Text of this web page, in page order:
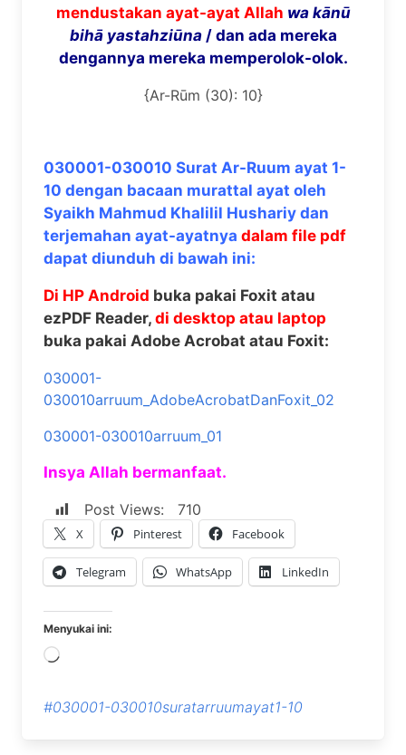
mendustakan ayat-ayat Allah wa kānū
bihāyastahziūna/ dan ada mereka
dengannya mereka memperolok-olok.
{Ar-Rūm (30): 10}
030001-030010 Surat Ar-Ruum ayat 1-
10 dengan bacaan murattal ayat oleh
Syaikh Mahmud Khalilil Hushariy dan
terjemahan ayat-ayatnya dalam file pdf
dapat diunduh di bawah ini:
Di HP Android buka pakai Foxit atau
ezPDF Reader, di desktop atau laptop
buka pakai Adobe Acrobat atau Foxit:
030001-
030010arruum_AdobeAcrobatDanFoxit_02
030001-030010arruum_01
Insya Allah bermanfaat.
Post Views: 710
X Pinterest Facebook
Telegram WhatsApp LinkedIn
Menyukai ini:
Memuat...
#030001-030010suratarruumayat1-10